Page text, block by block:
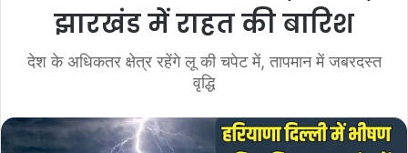
झारखंड में राहत की बारिश
देश के अधिकतर क्षेत्र रहेंगे लू की चपेट में, तापमान में जबरदस्त
वृद्धि